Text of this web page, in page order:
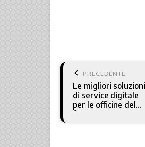
keyboard_arrow_left PRECEDENTE
Le migliori soluzioni
di service digitale
per le officine del
futuro